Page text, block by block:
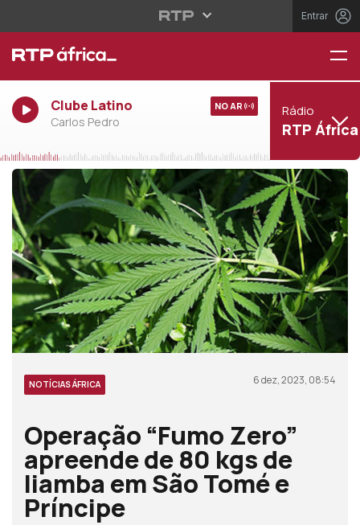
Entrar
Clube Latino
Carlos Pedro
NO AR Rádio
RTP África
NOTÍCIAS ÁFRICA 6 dez, 2023, 08:54
Operação “Fumo Zero”
apreende de 80 kgs de
liamba em São Tomé e
Príncipe